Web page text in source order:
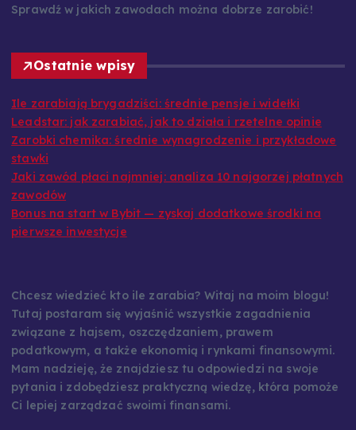
Sprawdź w jakich zawodach można dobrze zarobić!
Ostatnie wpisy
Ile zarabiają brygadziści: średnie pensje i widełki
Leadstar: jak zarabiać, jak to działa i rzetelne opinie
Zarobki chemika: średnie wynagrodzenie i przykładowe
stawki
Jaki zawód płaci najmniej: analiza 10 najgorzej płatnych
zawodów
Bonus na start w Bybit — zyskaj dodatkowe środki na
pierwsze inwestycje
Chcesz wiedzieć kto ile zarabia? Witaj na moim blogu!
Tutaj postaram się wyjaśnić wszystkie zagadnienia
związane z hajsem, oszczędzaniem, prawem
podatkowym, a także ekonomią i rynkami finansowymi.
Mam nadzieję, że znajdziesz tu odpowiedzi na swoje
pytania i zdobędziesz praktyczną wiedzę, która pomoże
Ci lepiej zarządzać swoimi finansami.